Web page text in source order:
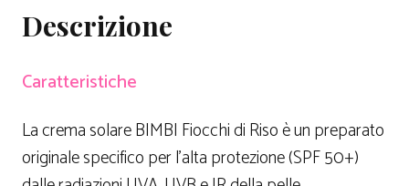
Descrizione
Caratteristiche
La crema solare BIMBI Fiocchi di Riso è un preparato
originale specifico per l’alta protezione (SPF 50+)